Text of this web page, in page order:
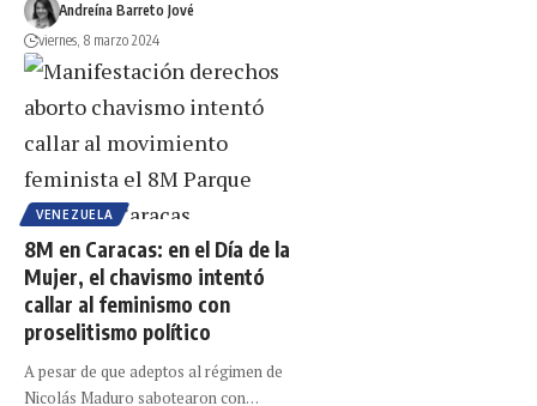
Andreína Barreto Jové
viernes, 8 marzo 2024
VENEZUELA
8M en Caracas: en el Día de la
Mujer, el chavismo intentó
callar al feminismo con
proselitismo político
A pesar de que adeptos al régimen de
Nicolás Maduro sabotearon con…